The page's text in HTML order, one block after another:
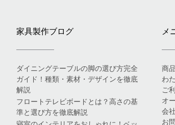
家具製作ブログ
ダイニングテーブルの脚の選び方完全
ガイド！種類・素材・デザインを徹底
解説
フロートテレビボードとは？高さの基
準と選び方を徹底解説
メ
商
わ
ご
オ
会
お